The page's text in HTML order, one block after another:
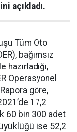
açıkladı.
Tüm Oto
bağımsız
Operasyonel
göre,
17,2
60 bin 300 adet
ise 52,2